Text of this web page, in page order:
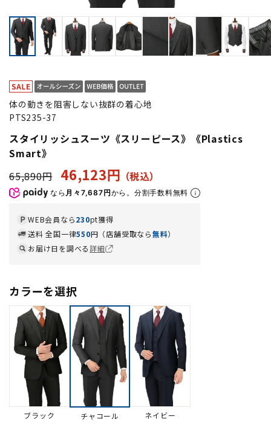
体の動きを阻害しない抜群の着心地
PTS235-37
スタイリッシュスーツ《スリーピース》《Plastics
Smart》
65,890円
46,123円
なら 月々7,687円から。分割手数料無料
WEB会員なら230pt獲得
送料 全国一律550円（店舗受取なら無料）
お届け日を調べる詳細
カラーを選択
ブラック チャコール ネイビー